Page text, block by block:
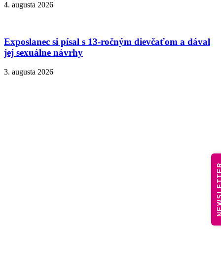
4. augusta 2026
Exposlanec si písal s 13-ročným dievčaťom a dával
jej sexuálne návrhy
3. augusta 2026